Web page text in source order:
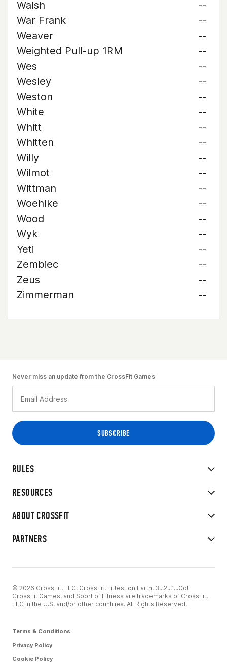
Walsh
--
War Frank
--
Weaver
--
Weighted Pull-up 1RM
--
Wes
--
Wesley
--
Weston
--
White
--
Whitt
--
Whitten
--
Willy
--
Wilmot
--
Wittman
--
Woehlke
--
Wood
--
Wyk
--
Yeti
--
Zembiec
--
Zeus
--
Zimmerman
--
RULES
RESOURCES
ABOUT CROSSFIT
PARTNERS
Never miss an update from the CrossFit Games
© 2026 CrossFit, LLC. CrossFit, Fittest on Earth, 3...2...1...Go!
CrossFit Games, and Sport of Fitness are trademarks of CrossFit,
LLC in the U.S. and/or other countries. All Rights Reserved.
Terms & Conditions
Privacy Policy
Cookie Policy